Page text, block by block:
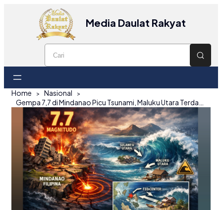
Media Daulat Rakyat
Home
Nasional